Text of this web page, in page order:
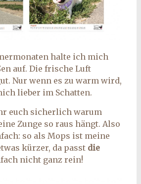
halte ich mich
auf. Die frische Luft
Nur wenn es zu warm wird,
lieber im Schatten.
euch sicherlich warum
Zunge so raus hängt. Also
so als Mops ist meine
kürzer, da passt die
nicht ganz rein!